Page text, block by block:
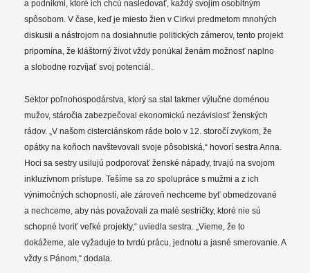
a podnikmi, ktoré ich chcú nasledovať, každý svojím osobitným
spôsobom. V čase, keď je miesto žien v Cirkvi predmetom mnohých
diskusii a nástrojom na dosiahnutie politických zámerov, tento projekt
pripomína, že kláštorný život vždy ponúkal ženám možnosť naplno
a slobodne rozvíjať svoj potenciál.
Sektor poľnohospodárstva, ktorý sa stal takmer výlučne doménou
mužov, stáročia zabezpečoval ekonomickú nezávislosť ženských
rádov. „V našom cisterciánskom ráde bolo v 12. storočí zvykom, že
opátky na koňoch navštevovali svoje pôsobiská,“ hovorí sestra Anna.
Hoci sa sestry usilujú podporovať ženské nápady, trvajú na svojom
inkluzívnom prístupe. Tešíme sa zo spolupráce s mužmi a z ich
výnimočných schopností, ale zároveň nechceme byť obmedzované
a nechceme, aby nás považovali za malé sestričky, ktoré nie sú
schopné tvoriť veľké projekty,“ uviedla sestra. „Vieme, že to
dokážeme, ale vyžaduje to tvrdú prácu, jednotu a jasné smerovanie. A
vždy s Pánom,“ dodala.